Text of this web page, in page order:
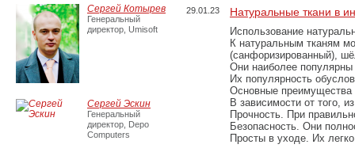
29.01.23 Натуральные ткани в
Использование
К натуральным тканям
(санфоризированный),
Они наиболее популярны
Их популярность
Основные преимущества
В зависимости от того,
Прочность. При
Безопасность. Они
Просты в уходе. Их
Сергей Котырев
Генеральный
директор, Umisoft
Сергей Эскин
Генеральный
директор, Depo
Computers